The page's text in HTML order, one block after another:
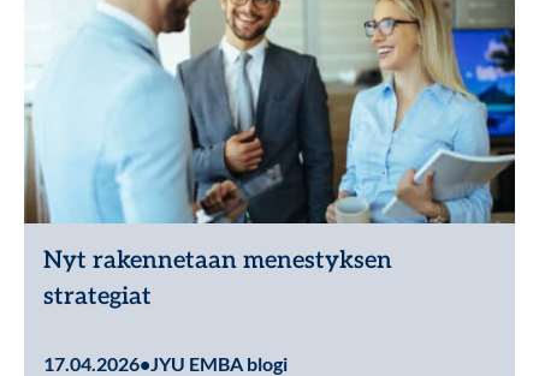
Nyt rakennetaan menestyksen
strategiat
17.04.2026• JYU EMBA blogi